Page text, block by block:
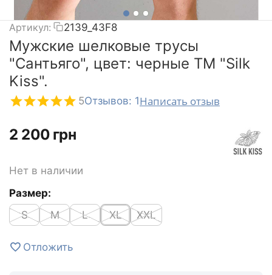
Артикул: 2139_43F8
Мужские шелковые трусы
"Сантьяго", цвет: черные TM "Silk
Kiss".
5Отзывов: 1Написать отзыв
‍2 200‍ грн
Нет в наличии
Размер:
S
M L XL XXL
Отложить